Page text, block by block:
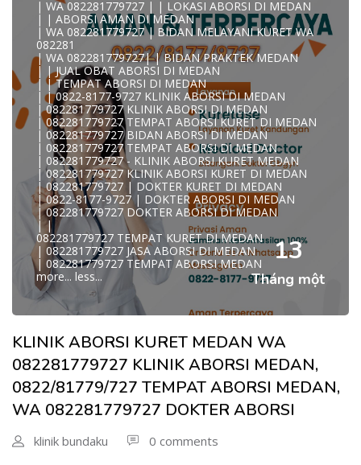
| WA 082281779727 | | LOKASI ABORSI DI MEDAN
| | ABORSI AMAN DI MEDAN
| WA 082281779727 | BIDAN MELAYANI KURET WA
082281
| WA 082281779727| | BIDAN PRAKTEK MEDAN
| | JUAL OBAT ABORSI DI MEDAN
| | TEMPAT ABORSI DI MEDAN
| | 0822-8177-9727 KLINIK ABORSI DI MEDAN
| 082281779727 KLINIK ABORSI DI MEDAN
| 082281779727 TEMPAT ABORSI KURET DI MEDAN
| 082281779727 BIDAN ABORSI DI MEDAN
| 082281779727 TEMPAT ABORSI DI MEDAN
| 082281779727 - KLINIK ABORSI KURET MEDAN
| 082281779727 KLINIK ABORSI KURET DI MEDAN
| 082281779727 | DOKTER KURET DI MEDAN
| 0822-8177-9727 | DOKTER ABORSI DI MEDAN
| 082281779727 DOKTER ABORSI DI MEDAN
| |
082281779727 TEMPAT KURET DI MEDAN
| 082281779727 JASA ABORSI DI MEDAN
| 082281779727 TEMPAT ABORSI MEDAN
more... less...
13
Tháng một
KLINIK ABORSI KURET MEDAN WA
082281779727 KLINIK ABORSI MEDAN,
0822/81779/727 TEMPAT ABORSI MEDAN,
WA 082281779727 DOKTER ABORSI
klinik bundaku 0 comments
0822/81779/727 TEMPAT ABORSI MEDAN
WA 082281779727 DOKTER ABORSI MEDAN
WA 082281779727 KLINIK ABORSI MEDAN
WA 082281779727 TEMPAT ABORSI KURET MEDAN
082281779727 BIDAN ABORSI DI MEDAN
082281779727 DOKTER ABORSI DI MEDAN
WA 0822*81779*727 TEMPAT ABORSI MEDAN
WA 082281779727 DOKTER KURET DI MEDAN
WA 082281779727 TEMPAT KURET DI MEDAN
WA 082281779727 JASA ABORSI DI MEDAN
| WA 082-281-779-727 KURET AMAN WA 082281779727
TE
| WA 082-281-779-727 LOKASI ABORSI DI MEDAN
082-281-779-727 ABORSI AMAN DI MEDAN
| WA 082281779727 BIDAN MELAYANI KURET WA
08228177
WA 082281779727 BIDAN PRAKTEK MEDAN
| KLINIK ABORSI MEDAN
WA 082281779727 TEMPAT ABORSI DI MEDAN
| 082281779727 KLINIK ABORSI MEDAN
| WA 0822-8177-9727 DOKTER ABORSI DI MEDAN
| WA 082*2817797*27 BIDAN ABORSI DI MEDAN
| WA 0822*81779*727 KLINIK KURET DI MEDAN
WA 082281779727 KURET AMAN | WA 082281779727
KLINI
| WA 082/281779/727 KLINIK ABORSI KURET DI MEDAN
| WA 082281779727 DOKTER KURET DI MEDAN
WA 082281779727 DOKTER ABORSI DI MEDAN
| WA 08228*1779*727 TEMPAT KURET DI MEDAN
| WA )082281779727) JASA ABORSI DI MEDAN
| WA 0822#8177#9727 TEMPAT ABORSI MEDAN
| ABORSI AMAN DI MEDAN
| WA 082281779727 TEMPAT KURET MEDAN